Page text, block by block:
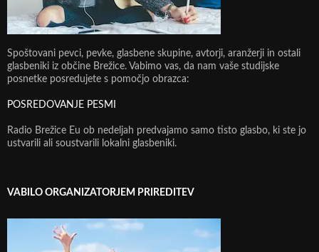
Spoštovani pevci, pevke, glasbene skupine, avtorji, aranžerji in ostali
glasbeniki iz občine Brežice. Vabimo vas, da nam vaše studijske
posnetke posredujete s pomočjo obrazca:
POSREDOVANJE PESMI
Radio Brežice Eu ob nedeljah predvajamo samo tisto glasbo, ki ste jo
ustvarili ali soustvarili lokalni glasbeniki.
VABILO ORGANIZATORJEM PRIREDITEV